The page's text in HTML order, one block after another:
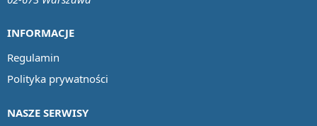
INFORMACJE
Regulamin
Polityka prywatności
NASZE SERWISY